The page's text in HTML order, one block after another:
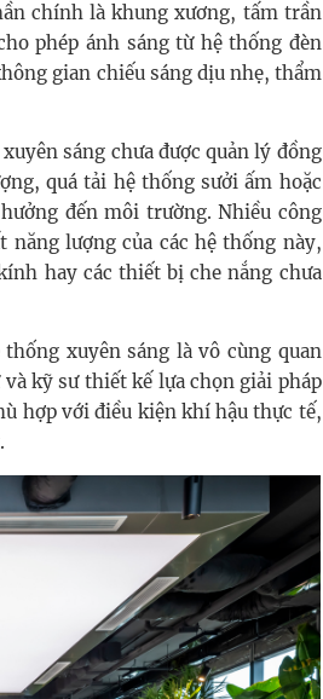
chính là khung xương, tấm trần
phép ánh sáng từ hệ thống đèn
gian chiếu sáng dịu nhẹ, thẩm
sáng chưa được quản lý đồng
quá tải hệ thống sưởi ấm hoặc
đến môi trường. Nhiều công
lượng của các hệ thống này,
hay các thiết bị che nắng chưa
xuyên sáng là vô cùng quan
kỹ sư thiết kế lựa chọn giải pháp
hợp với điều kiện khí hậu thực tế,